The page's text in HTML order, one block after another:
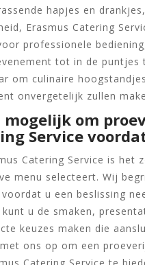
hapjes en
Erasmus Catering
professionele
tot in de puntjes
om culinaire
onvergetelijk zullen
mogelijk om
Service
Catering Service is
menu selecteert. Wij
u een beslissing
u de smaken,
keuzes maken die
ons op om een
Catering Service te